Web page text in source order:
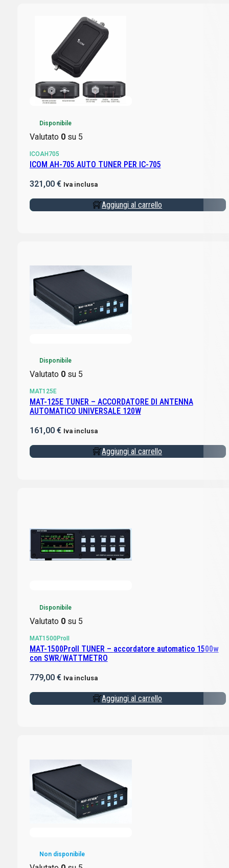
Disponibile
Valutato 0su 5
ICOAH705
ICOM AH-705 AUTO TUNER PER IC-705
321,00 € Iva inclusa
Aggiungi al carrello
Disponibile
Valutato 0su 5
MAT125E
MAT-125E TUNER – ACCORDATORE DI ANTENNA
AUTOMATICO UNIVERSALE 120W
161,00 € Iva inclusa
Aggiungi al carrello
Disponibile
Valutato 0su 5
MAT1500ProII
MAT-1500ProII TUNER – accordatore automatico 1500w
con SWR/WATTMETRO
779,00 € Iva inclusa
Aggiungi al carrello
Non disponibile